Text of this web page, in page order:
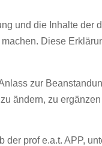
und die Inhalte der
Diese
zur
ändern, zu
prof e.a.t. APP,